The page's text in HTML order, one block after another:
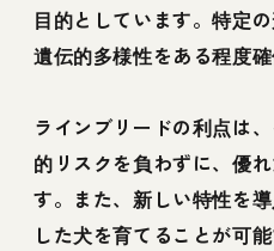
目的としています。特定
遺伝的多様性をある程度
ラインブリードの利点は
的リスクを負わずに、優
す。また、新しい特性を
した犬を育てることが可